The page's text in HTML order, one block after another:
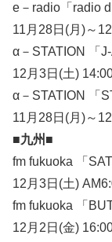
e－radio「radio
11月28日(月)～
α－STATION 「J-
12月3日(土)
α－STATION 「
11月28日(月)～
■九州■
fm fukuoka 「
12月3日(土)
fm fukuoka 「
12月2日(金)